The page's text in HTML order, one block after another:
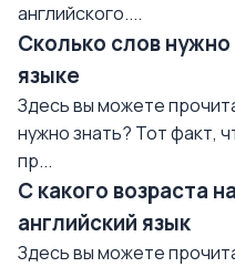
английского....
Сколько слов нужно
языке
Здесь вы можете
нужно знать? Тот факт,
пр...
С какого возраста
английский язык
Здесь вы можете